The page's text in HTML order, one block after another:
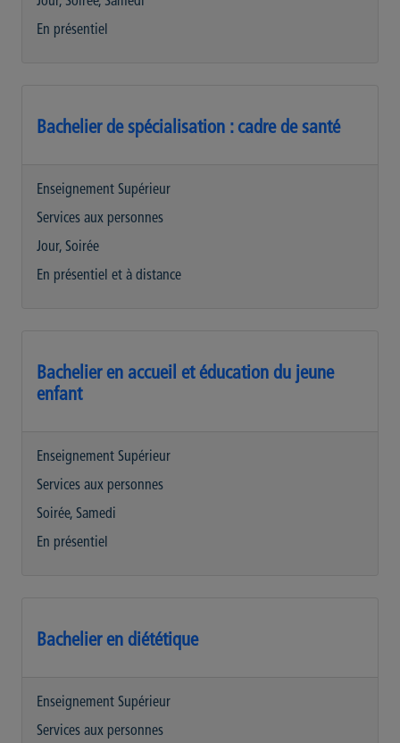
En présentiel
Bachelier de spécialisation : cadre de santé
Enseignement Supérieur
Services aux personnes
Jour, Soirée
En présentiel et à distance
Bachelier en accueil et éducation du jeune
enfant
Enseignement Supérieur
Services aux personnes
Soirée, Samedi
En présentiel
Bachelier en diététique
Enseignement Supérieur
Services aux personnes